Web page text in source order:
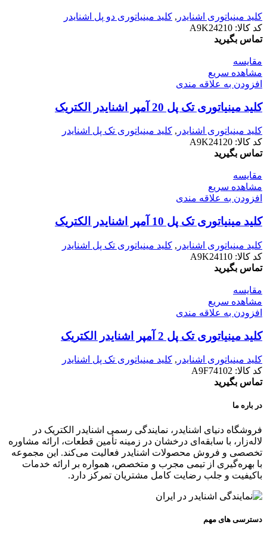
کلید مينياتوری اشنایدر , کلید مینیاتوری دو پل اشنایدر
کد کالا: A9K24210
تماس بگیرید
مقایسه
مشاهده سریع
افزودن به علاقه مندی
کلید مينياتوری تک پل 20 آمپر اشنایدر الکتریک
کلید مينياتوری اشنایدر , کلید مینیاتوری تک پل اشنایدر
کد کالا: A9K24120
تماس بگیرید
مقایسه
مشاهده سریع
افزودن به علاقه مندی
کلید مينياتوری تک پل 10 آمپر اشنایدر الکتریک
کلید مينياتوری اشنایدر , کلید مینیاتوری تک پل اشنایدر
کد کالا: A9K24110
تماس بگیرید
مقایسه
مشاهده سریع
افزودن به علاقه مندی
کلید مينياتوری تک پل 2 آمپر اشنایدر الکتریک
کلید مينياتوری اشنایدر , کلید مینیاتوری تک پل اشنایدر
کد کالا: A9F74102
تماس بگیرید
در باره ما
فروشگاه دنیای اشنایدر، نمایندگی رسمی اشنایدر الکتریک در
لاله‌زار، با سابقه‌ای درخشان در زمینه تأمین قطعات، ارائه مشاوره
تخصصی و فروش محصولات اشنایدر فعالیت می‌کند. این مجموعه
با بهره‌گیری از تیمی مجرب و متخصص، همواره بر ارائه خدمات
باکیفیت و جلب رضایت کامل مشتریان تمرکز دارد.
دسترسی های مهم